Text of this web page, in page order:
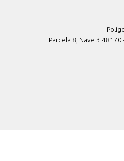
Parcela 8, Nave 3 48170